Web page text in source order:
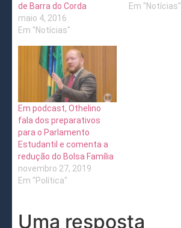
de Barra do Corda
maio 4, 2016
Em "Notícias"
Em "Notícias"
Em podcast, Othelino
fala dos preparativos
para o Parlamento
Estudantil e comenta a
redução do Bolsa Família
novembro 27, 2019
Em "Política"
Uma resposta